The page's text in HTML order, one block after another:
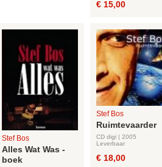
€ 15,00
Stef Bos
Alles Wat Was -
boek
Stef Bos
Ruimtevaarder
CD digi | 2005
Leverbaar
€ 18,00